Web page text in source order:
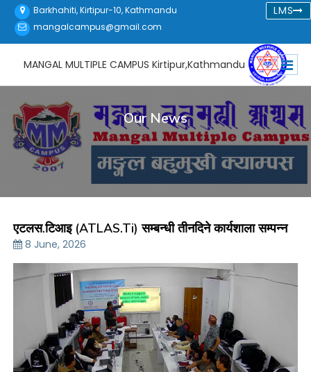
Barkhahiti, Kirtipur-10, Kathmandu
mangalcampus@gmail.com
LMS
MANGAL MULTIPLE CAMPUSKirtipur,Kathmandu
Our News
एटलस.टिआइ (ATLAS.ti) सम्बन्धी तीनदिने कार्यशाला सम्पन्न
8 June, 2026